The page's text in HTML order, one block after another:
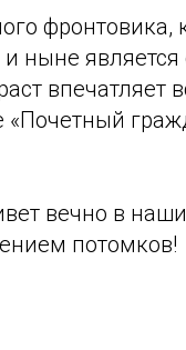
фронтовика,
ныне
впечатляет
вечно в
потомков!